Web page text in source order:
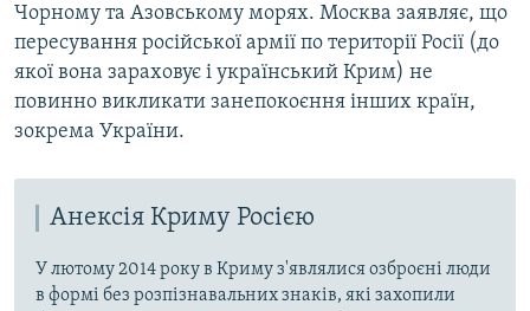
Чорному та Азовському морях. Москва заявляє, що
пересування російської армії по території Росії (до
якої вона зараховує і український Крим) не
повинно викликати занепокоєння інших країн,
зокрема України.
Анексія Криму Росією
У лютому 2014 року в Криму з'являлися озброєні люди
в формі без розпізнавальних знаків, які захопили